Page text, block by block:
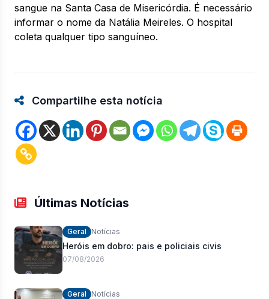
sangue na Santa Casa de Misericórdia. É necessário
informar o nome da Natália Meireles. O hospital
coleta qualquer tipo sanguíneo.
Compartilhe esta notícia
Últimas Notícias
Geral Notícias
Heróis em dobro: pais e policiais civis
07/08/2026
Geral Notícias